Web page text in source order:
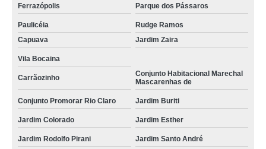
Ferrazópolis Parque dos Pássaros
Paulicéia
Rudge Ramos
Capuava
Jardim Zaira
Vila Bocaina
Carrãozinho
Conjunto Habitacional Marechal
Mascarenhas de
Conjunto Promorar Rio Claro Jardim Buriti
Jardim Colorado Jardim Esther
Jardim Rodolfo Pirani Jardim Santo André